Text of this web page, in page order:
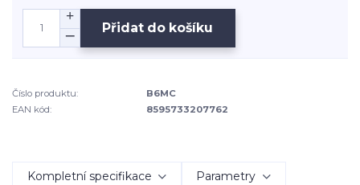
Přidat do košíku
Číslo produktu:
B6MC
EAN kód:
8595733207762
Kompletní specifikace Parametry